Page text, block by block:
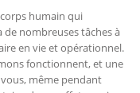
humain qui
nombreuses tâches à
en vie et opérationnel.
fonctionnent, et une
même pendant